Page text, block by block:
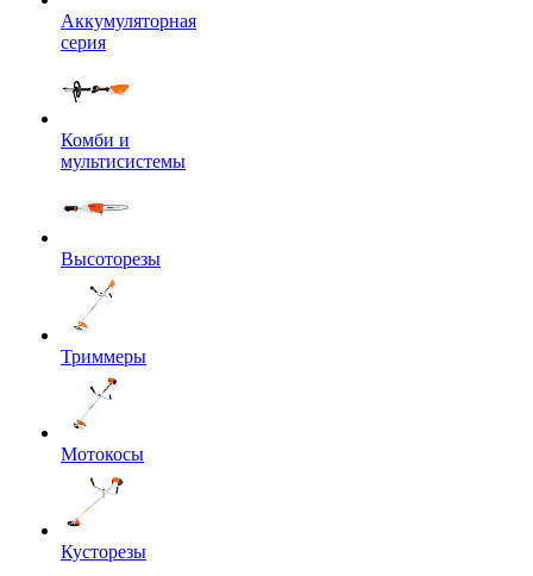
Аккумуляторная
серия
Комби и
мультисистемы
Высоторезы
Триммеры
Мотокосы
Кусторезы